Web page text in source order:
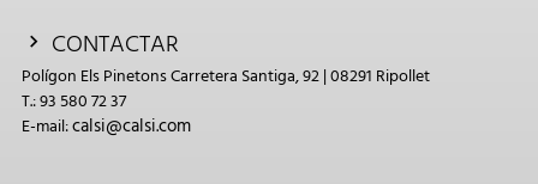
CONTACTAR
Polígon Els Pinetons Carretera Santiga, 92 | 08291 Ripollet
T.: 93 580 72 37
E-mail:calsi@calsi.com